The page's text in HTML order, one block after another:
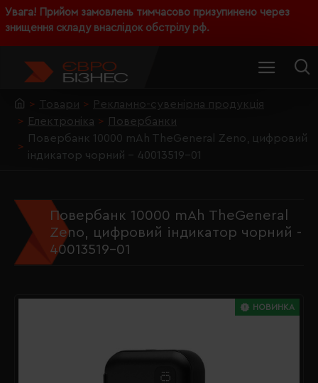
Увага! Прийом замовлень тимчасово призупинено через
знищення складу внаслідок обстрілу рф.
Товари
Рекламно-сувенірна продукція
Електроніка
Повербанки
Повербанк 10000 mAh TheGeneral Zeno, цифровий
індикатор чорний - 40013519-01
Повербанк 10000 mAh TheGeneral
Zeno, цифровий індикатор чорний -
40013519-01
НОВИНКА